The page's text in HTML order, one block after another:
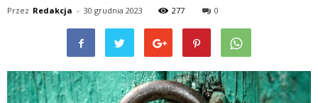
Przez Redakcja - 30 grudnia 2023 277 0